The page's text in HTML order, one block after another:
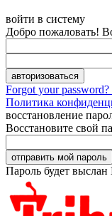
войти в систему
Добро пожаловать!
Forgot your password?
Политика
восстановление
Восстановите свой
Пароль будет